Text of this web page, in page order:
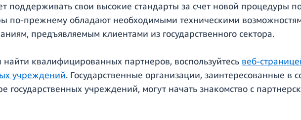
поддерживать свои высокие стандарты за счет новой процедуры
по-прежнему обладают необходимыми техническими
предъявляемым клиентами из государственного сектора.
квалифицированных партнеров, воспользуйтесь веб-
учреждений. Государственные организации, заинтересованные в
государственных учреждений, могут начать знакомство с